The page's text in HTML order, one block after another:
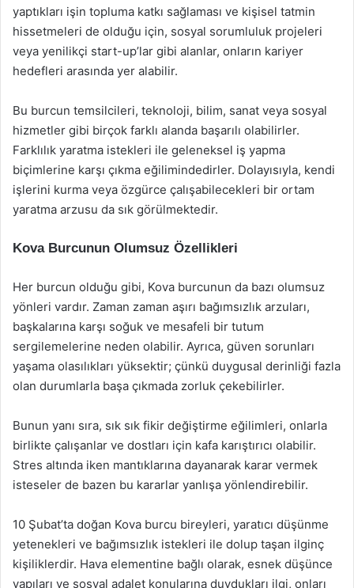
yaptıkları işin topluma katkı sağlaması ve kişisel tatmin
hissetmeleri de olduğu için, sosyal sorumluluk projeleri
veya yenilikçi start-up’lar gibi alanlar, onların kariyer
hedefleri arasında yer alabilir.
Bu burcun temsilcileri, teknoloji, bilim, sanat veya sosyal
hizmetler gibi birçok farklı alanda başarılı olabilirler.
Farklılık yaratma istekleri ile geleneksel iş yapma
biçimlerine karşı çıkma eğilimindedirler. Dolayısıyla, kendi
işlerini kurma veya özgürce çalışabilecekleri bir ortam
yaratma arzusu da sık görülmektedir.
Kova Burcunun Olumsuz Özellikleri
Her burcun olduğu gibi, Kova burcunun da bazı olumsuz
yönleri vardır. Zaman zaman aşırı bağımsızlık arzuları,
başkalarına karşı soğuk ve mesafeli bir tutum
sergilemelerine neden olabilir. Ayrıca, güven sorunları
yaşama olasılıkları yüksektir; çünkü duygusal derinliği fazla
olan durumlarla başa çıkmada zorluk çekebilirler.
Bunun yanı sıra, sık sık fikir değiştirme eğilimleri, onlarla
birlikte çalışanlar ve dostları için kafa karıştırıcı olabilir.
Stres altında iken mantıklarına dayanarak karar vermek
isteseler de bazen bu kararlar yanlışa yönlendirebilir.
10 Şubat’ta doğan Kova burcu bireyleri, yaratıcı düşünme
yetenekleri ve bağımsızlık istekleri ile dolup taşan ilginç
kişiliklerdir. Hava elementine bağlı olarak, esnek düşünce
yapıları ve sosyal adalet konularına duydukları ilgi, onları